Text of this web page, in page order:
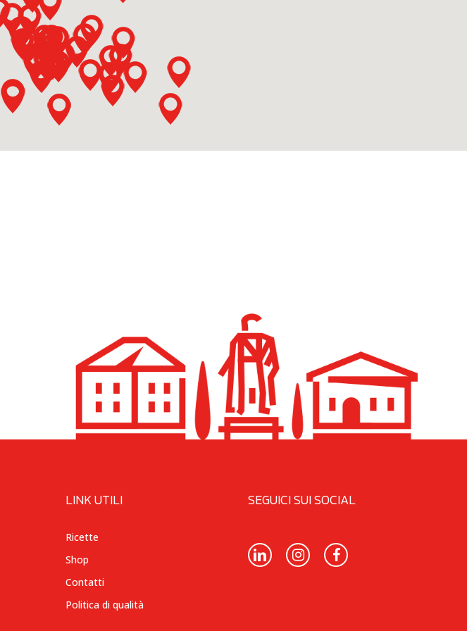
LINK UTILI
Ricette
Shop
Contatti
Politica di qualità
SEGUICI SUI SOCIAL